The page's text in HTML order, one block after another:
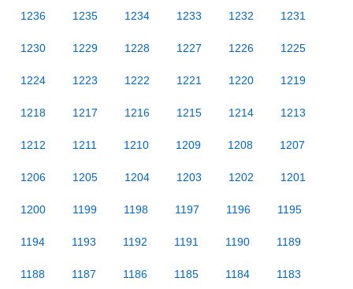
1236 1235 1234 1233 1232 1231
1230 1229 1228 1227 1226 1225
1224 1223 1222 1221 1220 1219
1218 1217 1216 1215 1214 1213
1212 1211 1210 1209 1208 1207
1206 1205 1204 1203 1202 1201
1200 1199 1198 1197 1196 1195
1194 1193 1192 1191 1190 1189
1188 1187 1186 1185 1184 1183